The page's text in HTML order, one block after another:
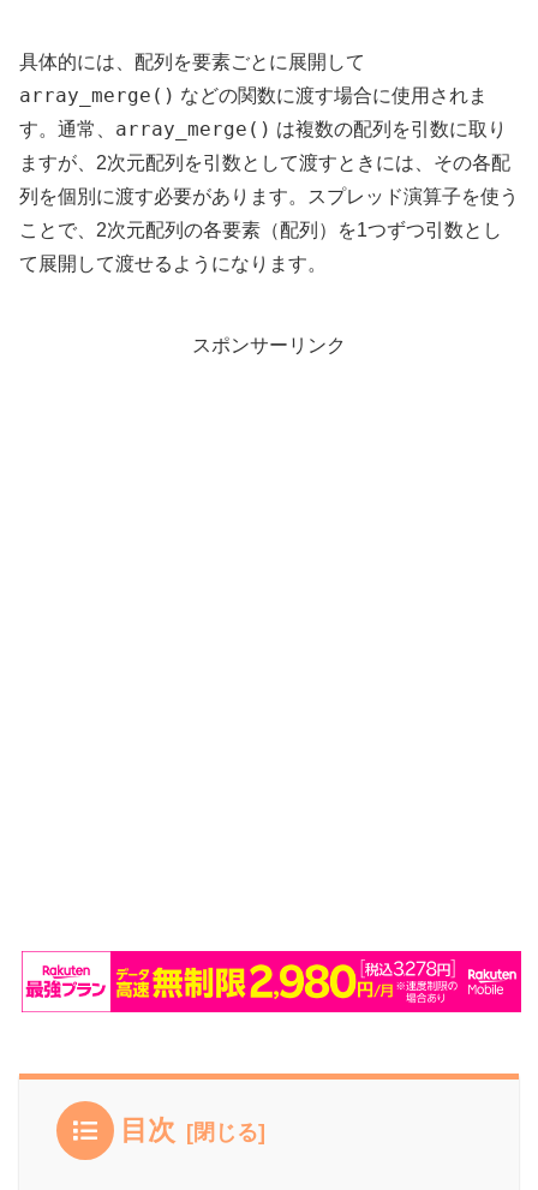
具体的には、配列を要素ごとに展開して
array_merge() などの関数に渡す場合に使用されま
す。通常、 array_merge() は複数の配列を引数に取り
ますが、2次元配列を引数として渡すときには、その各配
列を個別に渡す必要があります。スプレッド演算子を使う
ことで、2次元配列の各要素（配列）を1つずつ引数とし
て展開して渡せるようになります。
スポンサーリンク
目次